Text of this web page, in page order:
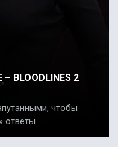
– BLOODLINES 2
чтобы
ответы